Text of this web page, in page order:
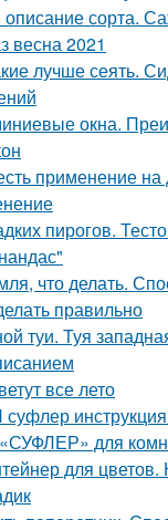
сорта.
весна 2021
лучше сеять.
окна.
применение на
пирогов.
что делать.
правильно
туи. Туя
все лето
для
для цветов.